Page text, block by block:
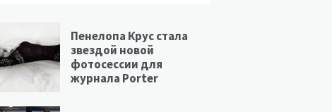
Пенелопа Крус стала
звездой новой
фотосессии для
журнала Porter